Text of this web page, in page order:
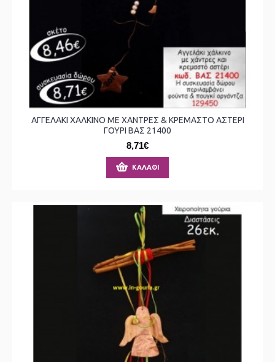
ΑΓΓΕΛΑΚΙ ΧΑΛΚΙΝΟ ΜΕ ΧΑΝΤΡΕΣ & ΚΡΕΜΑΣΤΟ ΑΣΤΕΡΙ
ΓΟΥΡΙ ΒΑΣ 21400
8,71€
ΚΑΛΆΘΙ